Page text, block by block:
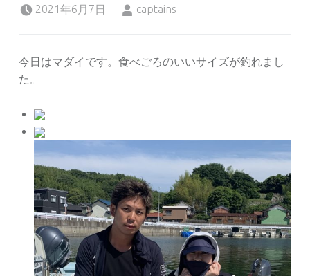
2021年6月7日
captains
今日はマダイです。食べごろのいいサイズが釣れまし
た。